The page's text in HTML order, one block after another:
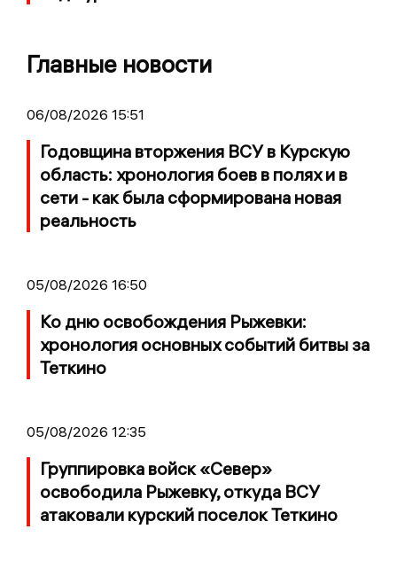
Главные новости
06/08/2026 15:51
Годовщина вторжения ВСУ в Курскую
область: хронология боев в полях и в
сети - как была сформирована новая
реальность
05/08/2026 16:50
Ко дню освобождения Рыжевки:
хронология основных событий битвы за
Теткино
05/08/2026 12:35
Группировка войск «Север»
освободила Рыжевку, откуда ВСУ
атаковали курский поселок Теткино